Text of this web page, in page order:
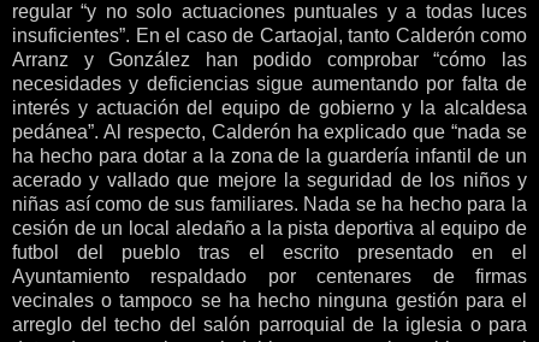
regular “y no solo actuaciones puntuales y a todas luces
insuficientes”. En el caso de Cartaojal, tanto Calderón como
Arranz y González han podido comprobar “cómo las
necesidades y deficiencias sigue aumentando por falta de
interés y actuación del equipo de gobierno y la alcaldesa
pedánea”. Al respecto, Calderón ha explicado que “nada se
ha hecho para dotar a la zona de la guardería infantil de un
acerado y vallado que mejore la seguridad de los niños y
niñas así como de sus familiares. Nada se ha hecho para la
cesión de un local aledaño a la pista deportiva al equipo de
futbol del pueblo tras el escrito presentado en el
Ayuntamiento respaldado por centenares de firmas
vecinales o tampoco se ha hecho ninguna gestión para el
arreglo del techo del salón parroquial de la iglesia o para